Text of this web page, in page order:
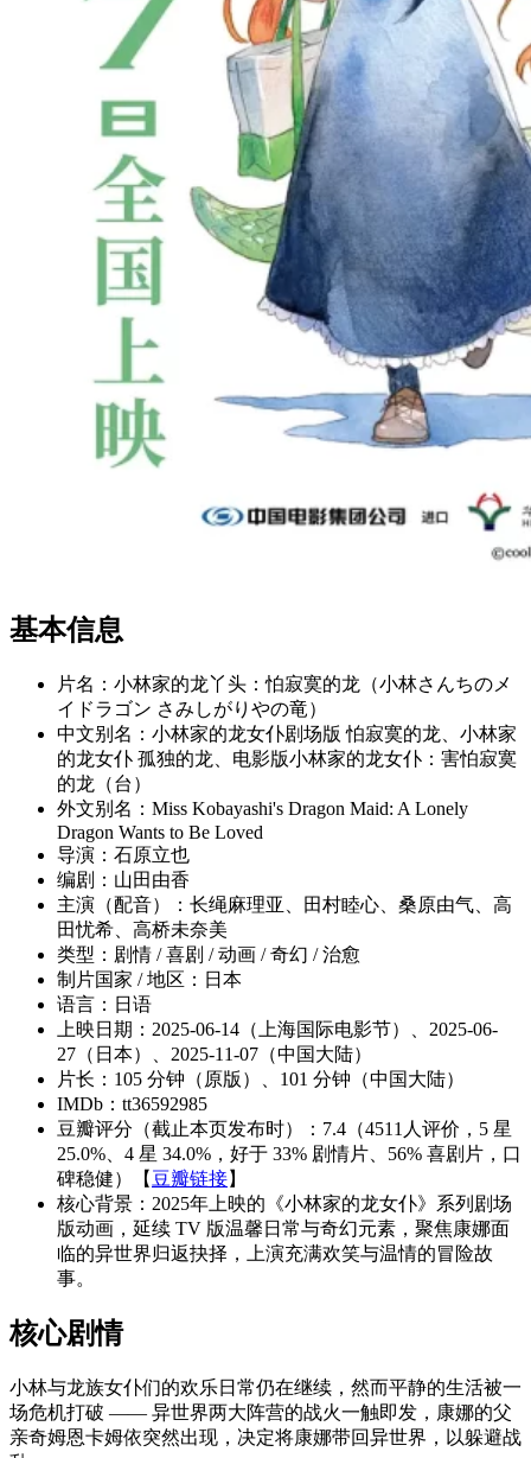
基本信息
片名：小林家的龙丫头：怕寂寞的龙（小林さんちのメ
イドラゴン さみしがりやの竜）
中文别名：小林家的龙女仆剧场版 怕寂寞的龙、小林家
的龙女仆 孤独的龙、电影版小林家的龙女仆：害怕寂寞
的龙（台）
外文别名：Miss Kobayashi's Dragon Maid: A Lonely
Dragon Wants to Be Loved
导演：石原立也
编剧：山田由香
主演（配音）：长绳麻理亚、田村睦心、桑原由气、高
田忧希、高桥未奈美
类型：剧情 / 喜剧 / 动画 / 奇幻 / 治愈
制片国家 / 地区：日本
语言：日语
上映日期：2025-06-14（上海国际电影节）、2025-06-
27（日本）、2025-11-07（中国大陆）
片长：105 分钟（原版）、101 分钟（中国大陆）
IMDb：tt36592985
豆瓣评分（截止本页发布时）：7.4（4511人评价，5 星
25.0%、4 星 34.0%，好于 33% 剧情片、56% 喜剧片，口
碑稳健）【 豆瓣链接】
核心背景：2025年上映的《小林家的龙女仆》系列剧场
版动画，延续 TV 版温馨日常与奇幻元素，聚焦康娜面
临的异世界归返抉择，上演充满欢笑与温情的冒险故
事。
核心剧情
小林与龙族女仆们的欢乐日常仍在继续，然而平静的生活被一
场危机打破 —— 异世界两大阵营的战火一触即发，康娜的父
亲奇姆恩卡姆依突然出现，决定将康娜带回异世界，以躲避战